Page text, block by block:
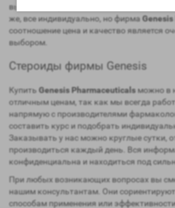
вызывают практически никогда
же, все индивидуально, но фирма
соотношение цена и качество является
выбором.
Стероиды фирмы Genesis
Купить Genesis Pharmaceuticalsможно в
отличным ценам, так как мы всегда
напрямую с производителями
составить курс и подобрать
Заказывать у нас можно круглые сутки,
производиться каждый день. Вся
конфиденциальна и находиться под
При любых возникающих вопросах вы
нашим консультантам. Они
способам применения или эффективности